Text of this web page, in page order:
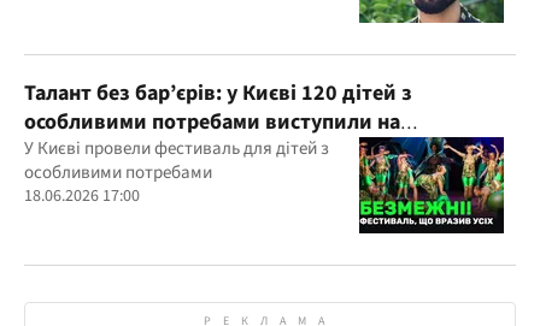
Талант без бар’єрів: у Києві 120 дітей з
особливими потребами виступили на
всеукраїнському фестивалі
У Києві провели фестиваль для дітей з
особливими потребами
18.06.2026 17:00